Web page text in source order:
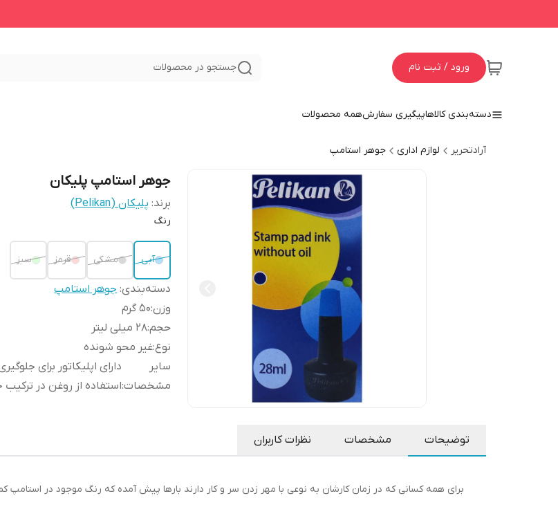
ورود / ثبت نام جستجو در محصولات
دسته‌بندی کالاهاپیگیری سفارشهمه محصولات
آرادتحریر لوازم اداری جوهر استامپ
جوهر استامپ پلیکان
برند: پلیکان (Pelikan)
رنگ
آبی مشکی قرمز سبز
دسته‌بندی:جوهر استامپ
وزن:50 گرم
حجم:28 میلی لیتر
نوع:غیر محو شونده
سایر
مشخصات:
دارای اپلیکاتور برای
استفاده از روغن در ترکیب
توضیحات مشخصات نظرات کاربران
برای همه کسانی که در زمان کارشان به نوعی با مهر زدن سر و کار دارند بارها پیش آمده که رنگ موجود در